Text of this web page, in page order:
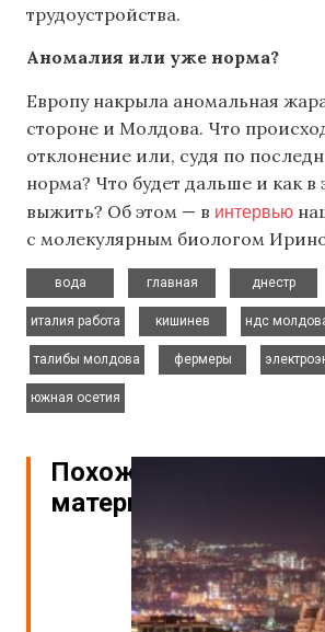
трудоустройства.
Аномалия или уже норма?
Европу накрыла аномальная
стороне и Молдова. Что
отклонение или, судя по
норма? Что будет дальше и как в
выжить? Об этом — в интервью
с молекулярным биологом
вода
главная
днестр
италия работа
кишинев
ндс
талибы молдова
фермеры
южная осетия
Похожие
материалы